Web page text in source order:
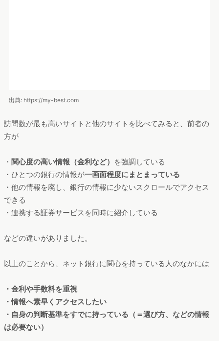
出典: https://my-best.com
す。ダイヤモンドオンラインと違い、画像が多く使用されてお
出典: https://my-best.com